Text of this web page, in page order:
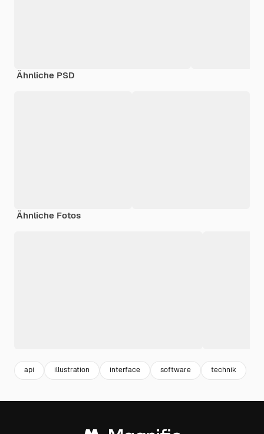
Ähnliche PSD
Ähnliche Fotos
api illustration interface software technik